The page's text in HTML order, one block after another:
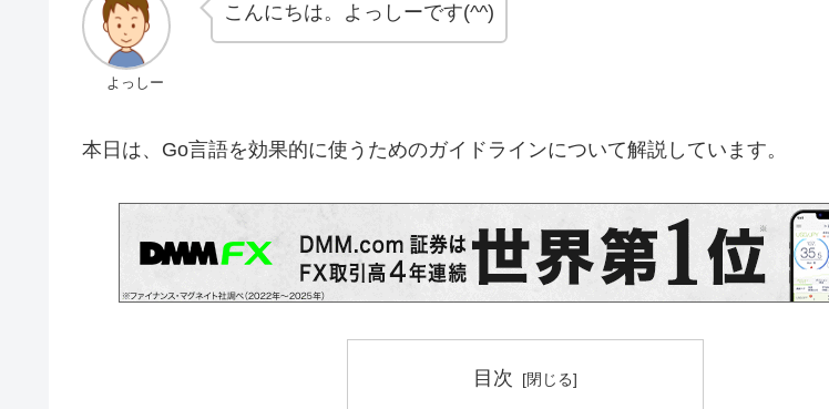
よっしー
こんにちは。よっしーです(^^)
本日は、Go言語を効果的に使うためのガイドラインについて解説しています。
目次